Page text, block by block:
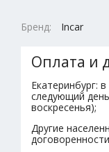
Бренд: Incar
Оплата и
Екатеринбург:
следующий
воскресенья);
Другие